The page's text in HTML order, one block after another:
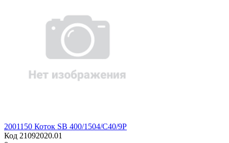
2001150 Коток SB 400/1504/C40/9P
Код 21092020.01